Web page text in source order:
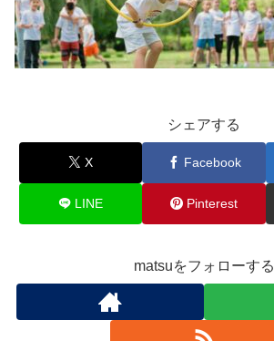
シェアする
X Facebook
LINE Pinterest
matsuをフォローする